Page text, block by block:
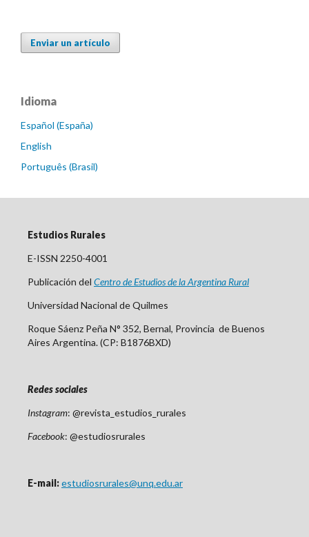
Enviar un artículo
Idioma
Español (España)
English
Português (Brasil)
Estudios Rurales
E-ISSN 2250-4001
Publicación del Centrode Estudios de la Argentina Rural
Universidad Nacional de Quilmes
Roque Sáenz Peña N° 352, Bernal, Provincia de Buenos
Aires Argentina. (CP: B1876BXD)
Redes sociales
Instagram: @revista_estudios_rurales
Facebook: @estudiosrurales
E-mail:estudiosrurales@unq.edu.ar